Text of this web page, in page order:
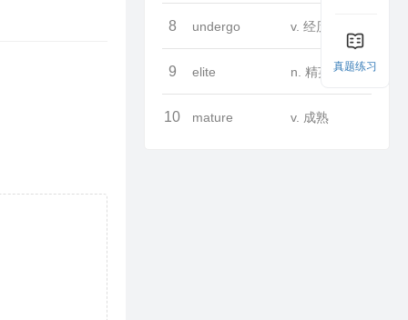
8 undergo v. 经历
9 elite n. 精英
10 mature v. 成熟
真题练习